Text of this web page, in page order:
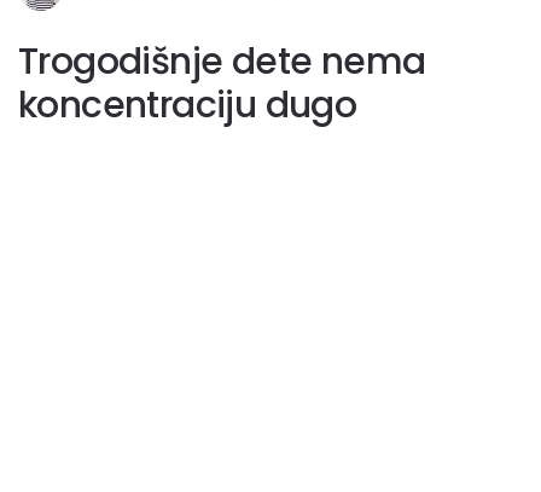
Trogodišnje dete nema
koncentraciju dugo